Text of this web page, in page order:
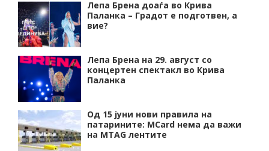
Лепа Брена доаѓа во Крива
Паланка – Градот е подготвен, а
вие?
Лепа Брена на 29. август со
концертен спектакл во Крива
Паланка
Од 15 јуни нови правила на
патарините: MCard нема да важи
на MTAG лентите